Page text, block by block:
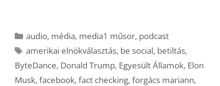
Kategória
audio, média, media1 műsor, podcast
Címkék
amerikai elnökválasztás, be social, betiltás,
ByteDance, Donald Trump, Egyesült Államok, Elon
Musk, facebook, fact checking, forgács mariann,